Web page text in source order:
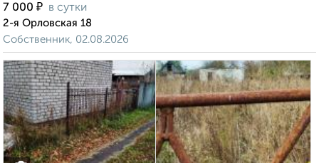
7 000 ₽ в сутки
2-я Орловская 18
Собственник, 02.08.2026